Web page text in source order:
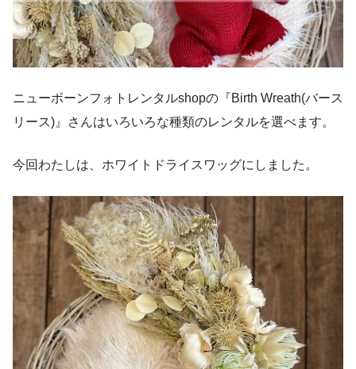
ニューボーンフォトレンタルshopの『Birth Wreath(バース
リース)』さんはいろいろな種類のレンタルを選べます。
今回わたしは、ホワイトドライスワッグにしました。